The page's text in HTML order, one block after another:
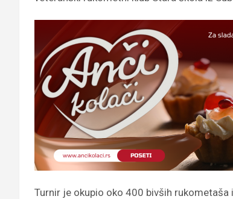
Turnir je okupio oko 400 bivših rukometaša